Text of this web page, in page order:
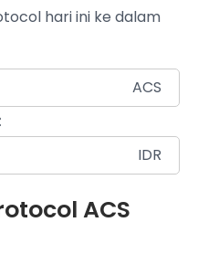
hari ini ke dalam
ACS
IDR
ACS